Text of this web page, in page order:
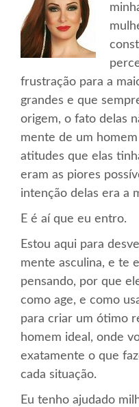
frustração para a
grandes e que
origem, o fato delas
mente de um
atitudes que elas
eram as piores
intenção delas era a
E é aí que eu entro.
Estou aqui para
mente asculina, e te
pensando, por que
como age, e como
para criar um ótimo
homem ideal, onde
exatamente o que
cada situação.
Eu tenho ajudado